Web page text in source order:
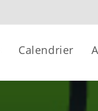
Calendrier